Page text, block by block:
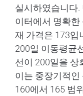
실시하였습니다.
이터에서 명확한
재 가격은 173입
200일 이동평균
선이 200일을 상
이는 중장기적인
160에서 165 범